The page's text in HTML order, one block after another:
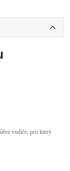
ůřez vodiče, pro který